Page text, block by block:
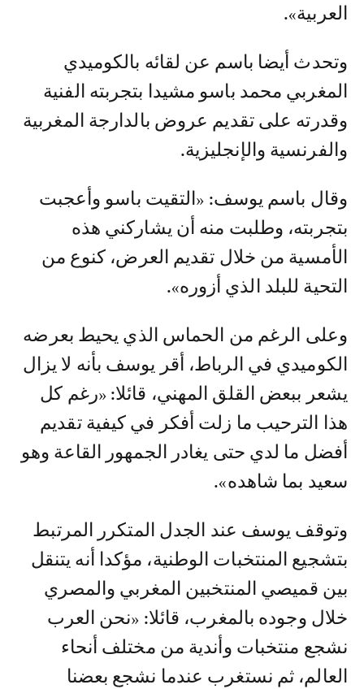
العربية».
وتحدث أيضا باسم عن لقائه بالكوميدي
المغربي محمد باسو مشيدا بتجربته الفنية
وقدرته على تقديم عروض بالدارجة المغربية
والفرنسية والإنجليزية.
وقال باسم يوسف: «التقيت باسو وأعجبت
بتجربته، وطلبت منه أن يشاركني هذه
الأمسية من خلال تقديم العرض، كنوع من
التحية للبلد الذي أزوره».
وعلى الرغم من الحماس الذي يحيط بعرضه
الكوميدي في الرباط، أقر يوسف بأنه لا يزال
يشعر ببعض القلق المهني، قائلا: «رغم كل
هذا الترحيب ما زلت أفكر في كيفية تقديم
أفضل ما لدي حتى يغادر الجمهور القاعة وهو
سعيد بما شاهده».
وتوقف يوسف عند الجدل المتكرر المرتبط
بتشجيع المنتخبات الوطنية، مؤكدا أنه يتنقل
بين قميصي المنتخبين المغربي والمصري
خلال وجوده بالمغرب، قائلا: «نحن العرب
نشجع منتخبات وأندية من مختلف أنحاء
العالم، ثم نستغرب عندما نشجع بعضنا